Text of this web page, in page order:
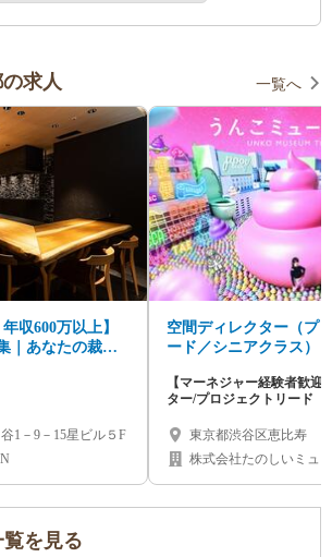
求人 一覧へ
収600万以上】
｜あなたの裁量
1－9－15星ビル５F
空間ディレクター（プ
ード／シニアクラス）
【マーネジャー経験者歓迎
ター/プロジェクトリード
東京都渋谷区恵比寿
株式会社たのしいミュ
を見る